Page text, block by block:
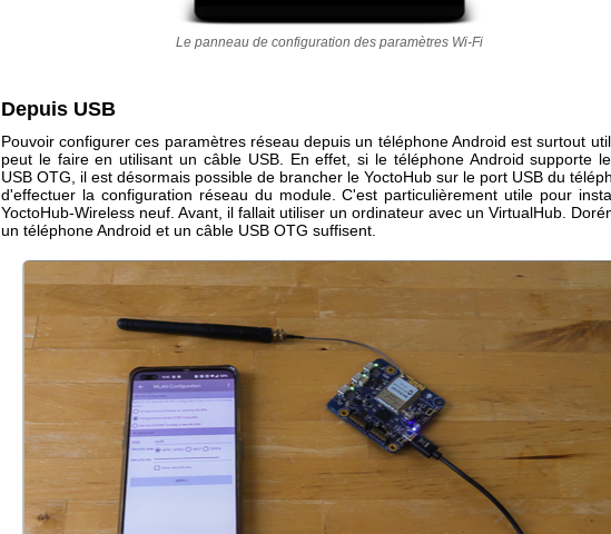
Le panneau de configuration des paramètres Wi-Fi
Depuis USB
Pouvoir configurer ces paramètres réseau depuis un téléphone Android est surtout
peut le faire en utilisant un câble USB. En effet, si le téléphone Android supporte
USB OTG, il est désormais possible de brancher le YoctoHub sur le port USB du
d'effectuer la configuration réseau du module. C'est particulièrement utile pour
YoctoHub-Wireless neuf. Avant, il fallait utiliser un ordinateur avec un VirtualHub.
un téléphone Android et un câble USB OTG suffisent.